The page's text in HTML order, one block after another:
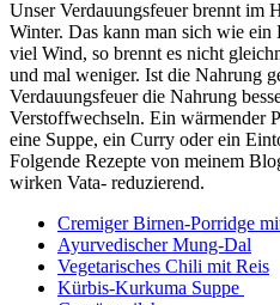
Unser Verdauungsfeuer brennt im
Winter. Das kann man sich wie
viel Wind, so brennt es nicht
und mal weniger. Ist die Nahrung
Verdauungsfeuer die Nahrung
Verstoffwechseln. Ein wärmender
eine Suppe, ein Curry oder ein
Folgende Rezepte von meinem
wirken Vata- reduzierend.
Cremiger Birnen-Porridge
Ayurvedischer Mung-Dal
Vegetarisches Chili mit Reis
Kürbis-Kurkuma Suppe